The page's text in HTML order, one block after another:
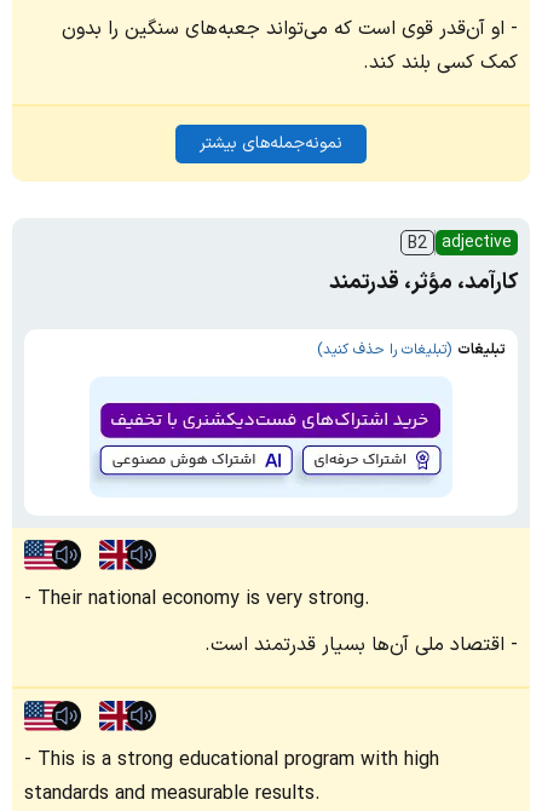
او آن‌قدر قوی است که می‌تواند جعبه‌های سنگین را بدون
کمک کسی بلند کند.
نمونه‌جمله‌های بیشتر
adjective
B2
کارآمد، مؤثر، قدرتمند
تبلیغات (تبلیغات را حذف کنید)
Their national economy is very strong.
اقتصاد ملی آن‌ها بسیار قدرتمند است.
This is a strong educational program with high
standards and measurable results.